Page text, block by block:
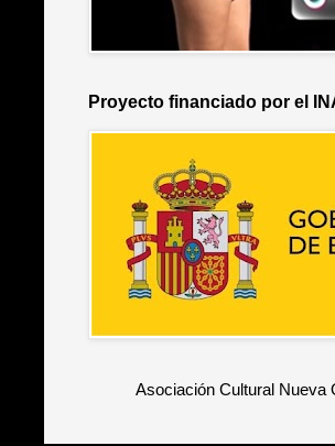
Proyecto financiado por el
Asociación Cultural Nueva